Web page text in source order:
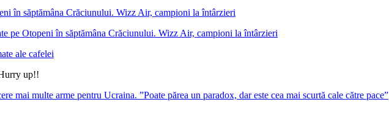
pe Otopeni în săptămâna Crăciunului. Wizz Air, campioni la întârzieri
ale cafelei
up!!
mai multe arme pentru Ucraina. ”Poate părea un paradox, dar este cea mai scurtă cale către pace”